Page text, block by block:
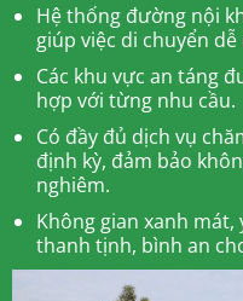
Hệ thống đường nội
giúp việc di chuyển dễ
Các khu vực an táng
hợp với từng nhu cầu.
Có đầy đủ dịch vụ
định kỳ, đảm bảo
nghiêm.
Không gian xanh mát,
thanh tịnh, bình an